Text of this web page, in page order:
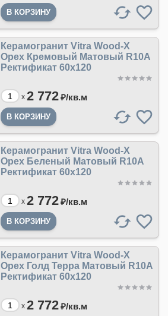
Керамогранит Vitra Wood-X
Орех Кремовый Матовый R10A
Ректификат 60х120
x 2 772₽/кв.м
Керамогранит Vitra Wood-X
Орех Беленый Матовый R10A
Ректификат 60х120
x 2 772₽/кв.м
Керамогранит Vitra Wood-X
Орех Голд Терра Матовый R10A
Ректификат 60х120
x 2 772₽/кв.м